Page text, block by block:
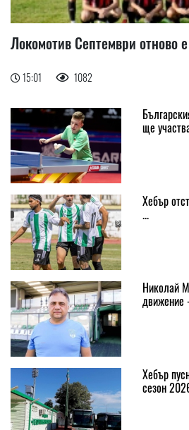
Локомотив Септември отново
15:01 1082
ще
Хебър
...
Николай
движение
Хебър
сезон